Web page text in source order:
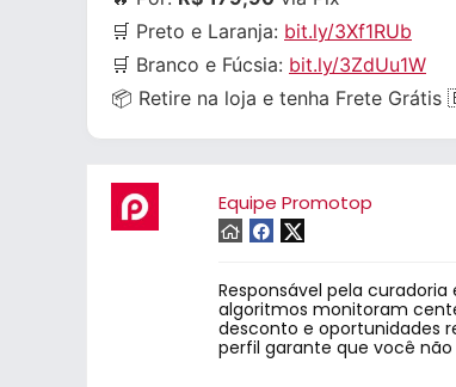
🛒 Preto e Laranja: bit.ly/3Xf1RUb
🛒 Branco e Fúcsia: bit.ly/3ZdUu1W
📦 Retire na loja e tenha Frete
Equipe Promotop
Responsável pela
algoritmos monitoram
desconto e oportunidades
perfil garante que você